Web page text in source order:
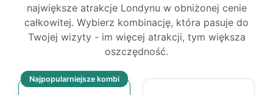
największe atrakcje Londynu w obniżonej cenie
całkowitej. Wybierz kombinację, która pasuje do
Twojej wizyty - im więcej atrakcji, tym większa
oszczędność.
Najpopularniejsze kombi